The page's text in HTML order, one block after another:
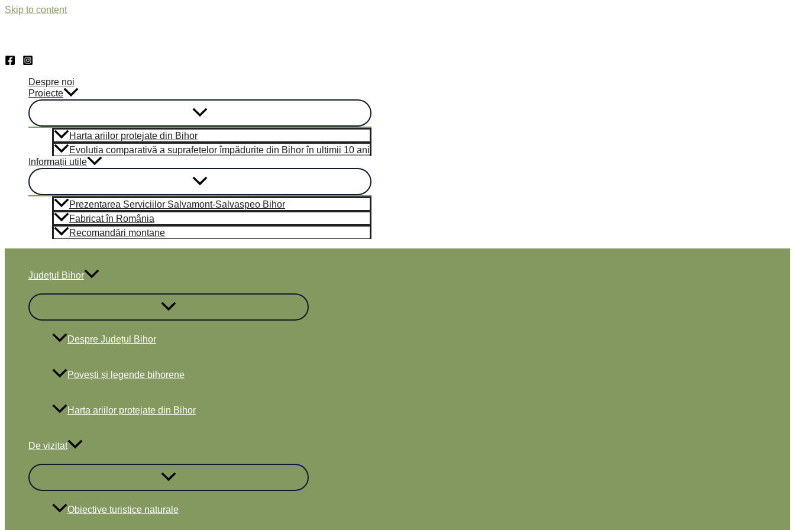
Skip to content
Despre noi
Proiecte
Harta ariilor protejate din Bihor
Evoluția comparativă a suprafețelor împădurite din Bihor în ultimii 10 ani
Informații utile
Prezentarea Serviciilor Salvamont-Salvaspeo Bihor
Fabricat în România
Recomandări montane
Județul Bihor
Despre Județul Bihor
Povești și legende bihorene
Harta ariilor protejate din Bihor
De vizitat
Obiective turistice naturale